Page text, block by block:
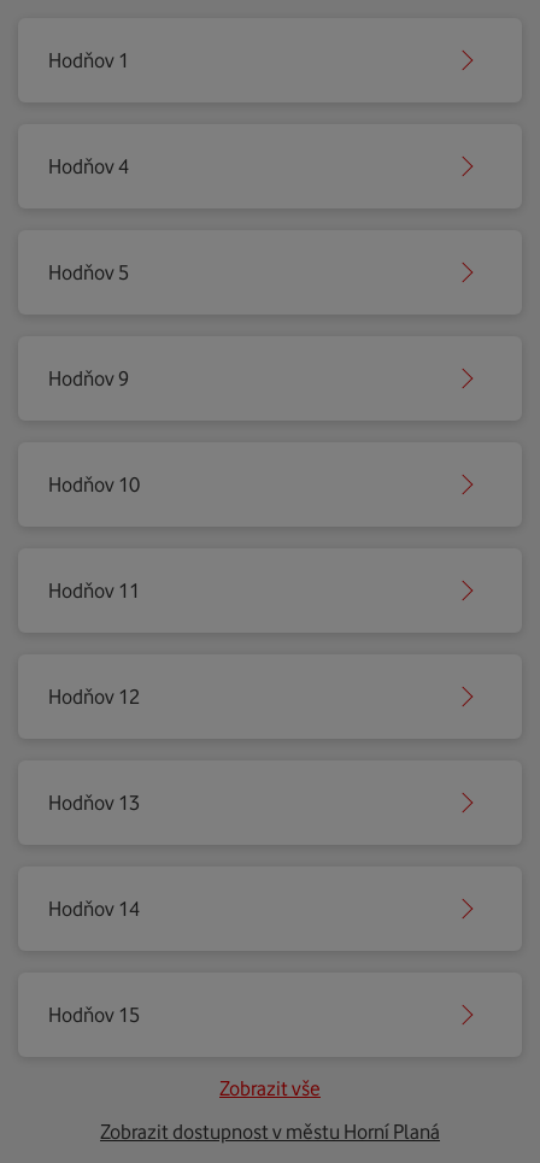
Hodňov 1
Hodňov 4
Hodňov 5
Hodňov 9
Hodňov 10
Hodňov 11
Hodňov 12
Hodňov 13
Hodňov 14
Hodňov 15
Zobrazit vše
Zobrazit dostupnost v městu Horní Planá